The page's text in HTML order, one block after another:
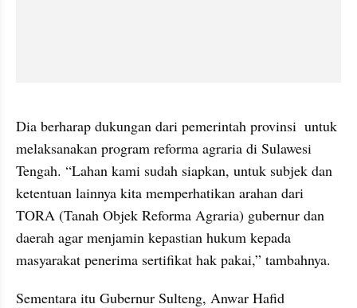
Dia berharap dukungan dari pemerintah provinsi  untuk
melaksanakan program reforma agraria di Sulawesi
Tengah. “Lahan kami sudah siapkan, untuk subjek dan
ketentuan lainnya kita memperhatikan arahan dari
TORA (Tanah Objek Reforma Agraria) gubernur dan
daerah agar menjamin kepastian hukum kepada
masyarakat penerima sertifikat hak pakai,” tambahnya.
Sementara itu Gubernur Sulteng, Anwar Hafid